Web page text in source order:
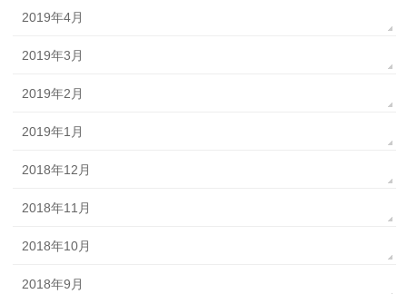
2019年4月
2019年3月
2019年2月
2019年1月
2018年12月
2018年11月
2018年10月
2018年9月